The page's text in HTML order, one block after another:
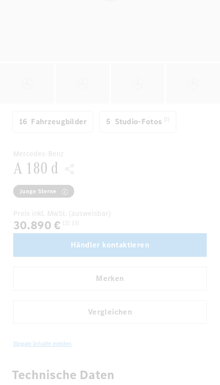
16 Fahrzeugbilder 5 Studio-Fotos [1]
Technische Daten
Mercedes-Benz
A 180 d
Junge Sterne
Preis inkl. MwSt. (ausweisbar)
30.890 € [2] [3]
Händler kontaktieren
Merken
Vergleichen
Illegale Inhalte melden